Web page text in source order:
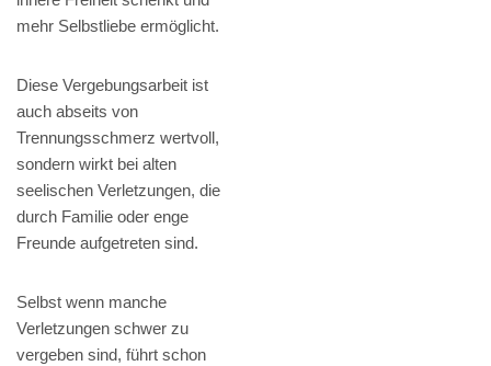
mehr Selbstliebe ermöglicht.
Diese Vergebungsarbeit ist
auch abseits von
Trennungsschmerz wertvoll,
sondern wirkt bei alten
seelischen Verletzungen, die
durch Familie oder enge
Freunde aufgetreten sind.
Selbst wenn manche
Verletzungen schwer zu
vergeben sind, führt schon